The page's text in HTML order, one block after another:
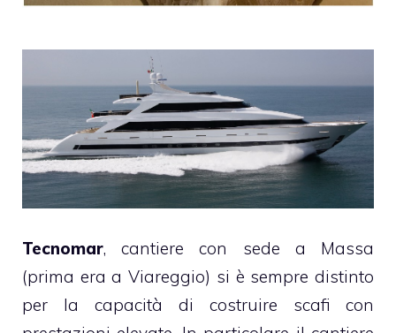
Tecnomar, cantiere con sede a Massa
(prima era a Viareggio) si è sempre distinto
per la capacità di costruire scafi con